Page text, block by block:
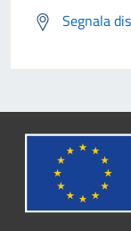
Segnala